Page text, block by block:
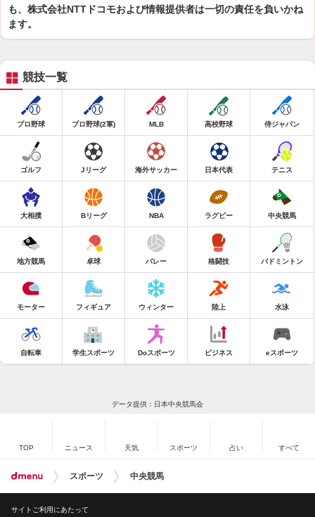
も、株式会社NTTドコモおよび情報提供者は一切の責任を負いかね
ます。
競技一覧
プロ野球 プロ野球(2軍) MLB 高校野球 侍ジャパン
ゴルフ Jリーグ 海外サッカー 日本代表 テニス
大相撲 Bリーグ NBA ラグビー 中央競馬
地方競馬 卓球 バレー 格闘技 バドミントン
モーター フィギュア ウィンター 陸上 水泳
自転車 学生スポーツ Doスポーツ ビジネス eスポーツ
データ提供：日本中央競馬会
TOP ニュース 天気 スポーツ 占い すべて
スポーツ 中央競馬
サイトご利用にあたって